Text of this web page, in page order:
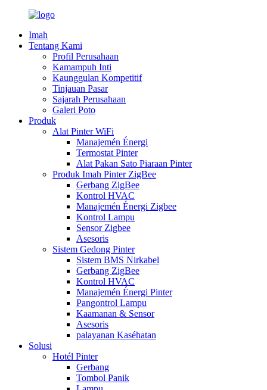
Imah
Tentang Kami
Profil Perusahaan
Kamampuh Inti
Kaunggulan Kompetitif
Tinjauan Pasar
Sajarah Perusahaan
Galeri Poto
Produk
Alat Pinter WiFi
Manajemén Énergi
Termostat Pinter
Alat Pakan Sato Piaraan Pinter
Produk Imah Pinter ZigBee
Gerbang ZigBee
Kontrol HVAC
Manajemén Énergi Zigbee
Kontrol Lampu
Sensor Zigbee
Asesoris
Sistem Gedong Pinter
Sistem BMS Nirkabel
Gerbang ZigBee
Kontrol HVAC
Manajemén Énergi Pinter
Pangontrol Lampu
Kaamanan & Sensor
Asesoris
palayanan Kaséhatan
Solusi
Hotél Pinter
Gerbang
Tombol Panik